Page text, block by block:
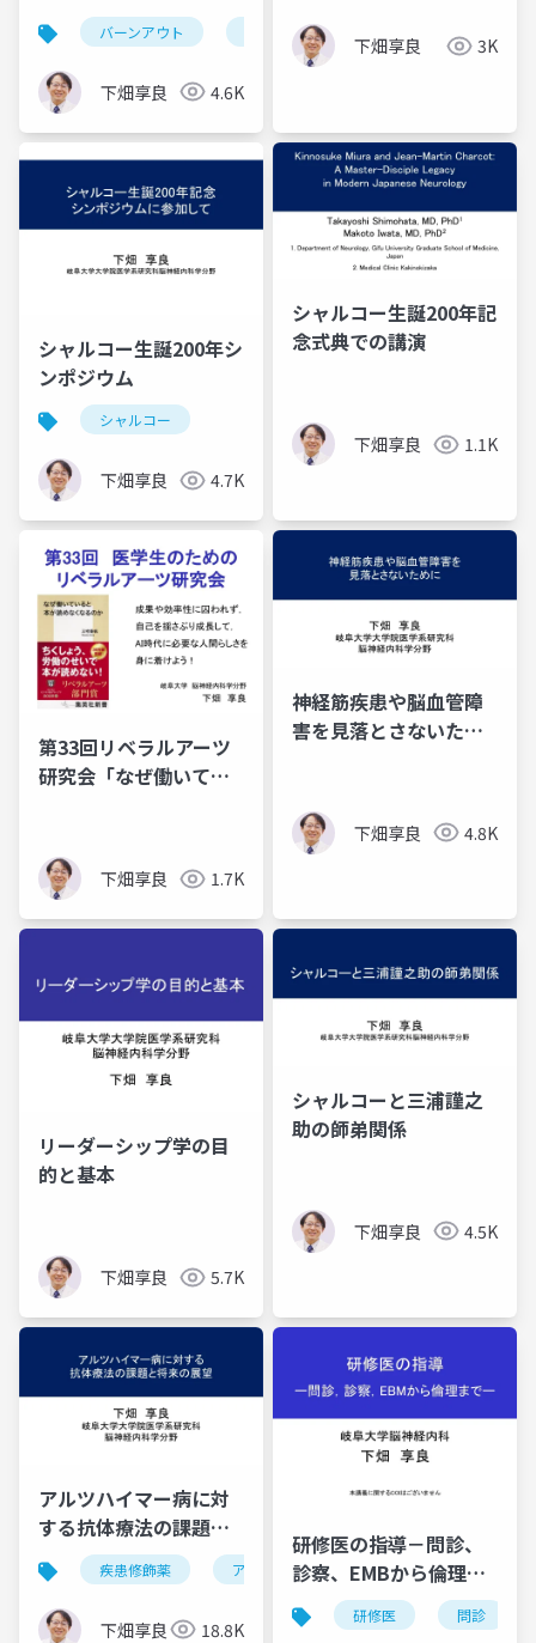
プ ― 基礎から学ぶそ
の理論と実践 ―
バーンアウト リーダーシップ
下畑享良 4.6K
下畑享良 3K
シャルコー生誕200年シ
ンポジウム
シャルコー
下畑享良 4.7K
シャルコー生誕200年記
念式典での講演
下畑享良 1.1K
第33回リベラルアーツ
研究会「なぜ働いてい
下畑享良 1.7K
神経筋疾患や脳血管障
害を見落とさないため
下畑享良 4.8K
リーダーシップ学の目
的と基本
下畑享良 5.7K
シャルコーと三浦謹之
助の師弟関係
下畑享良 4.5K
アルツハイマー病に対
する抗体療法の課題と
将来の展望・改訂版
疾患修飾薬 アルツハイマー病 抗体療法
下畑享良 18.8K
研修医の指導－問診、
診察、EMBから倫理ま
でー
研修医 問診